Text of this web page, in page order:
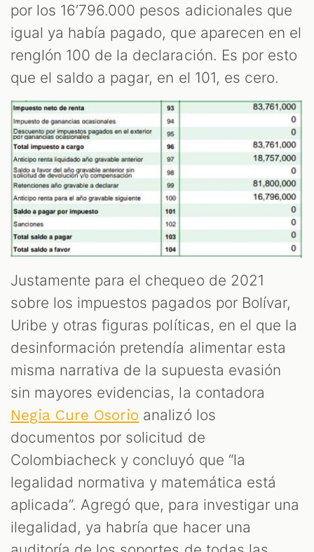
por los 16’796.000 pesos adicionales que
igual ya había pagado, que aparecen en el
renglón 100 de la declaración. Es por esto
que el saldo a pagar, en el 101, es cero.
Justamente para el chequeo de 2021
sobre los impuestos pagados por Bolívar,
Uribe y otras figuras políticas, en el que la
desinformación pretendía alimentar esta
misma narrativa de la supuesta evasión
sin mayores evidencias, la contadora
Negia Cure Osorio analizó los
documentos por solicitud de
Colombiacheck y concluyó que “la
legalidad normativa y matemática está
aplicada”. Agregó que, para investigar una
ilegalidad, ya habría que hacer una